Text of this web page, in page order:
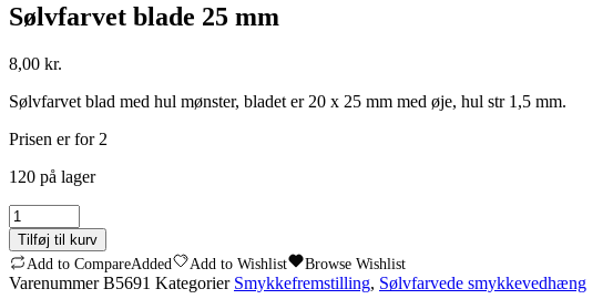
Sølvfarvet blade 25 mm
8,00 kr.
Sølvfarvet blad med hul mønster, bladet er 20 x 25 mm med øje, hul str 1,5 mm.
Prisen er for 2
120 på lager
Sølvfarvet
blade
25
mm
antal
Tilføj til kurv
Add to CompareAdded Add to Wishlist Browse Wishlist
VarenummerB5691 Kategorier Smykkefremstilling, Sølvfarvede smykkevedhæng